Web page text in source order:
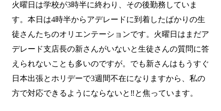
火曜日は学校が3時半に終わり、その後勤務していま
す。本日は4時半からアデレードに到着したばかりの生
徒さんたちのオリエンテーションです。火曜日はまだア
デレード支店長の新さんがいないと生徒さんの質問に答
えられないことも多いのですが。でも新さんはもうすぐ
日本出張とホリデーで3週間不在になりますから、私の
方で対応できるようにならないと‼と焦っています。